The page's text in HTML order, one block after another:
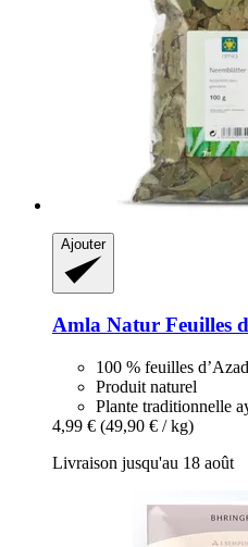
Ajouter
Amla Natur Feuilles
100 % feuilles
Produit naturel
Plante traditionnelle
4,99 € (49,90 € / kg)
Livraison jusqu'au 18 août